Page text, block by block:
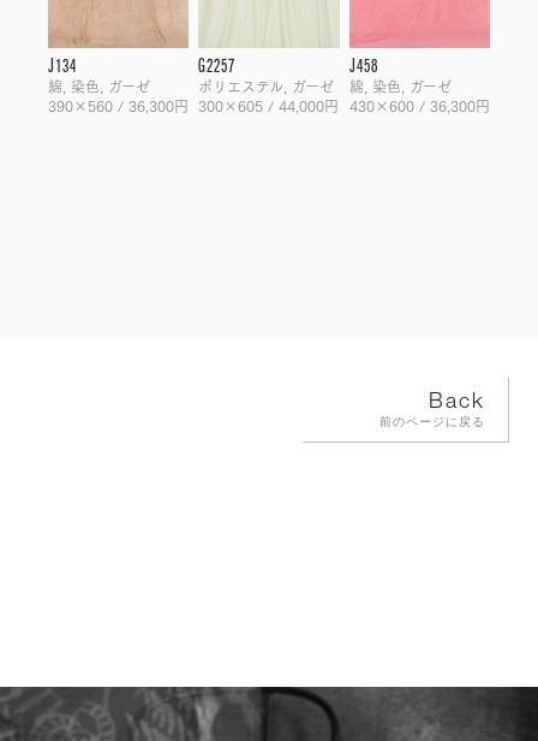
J134
綿, 染色, ガーゼ
390×560 / 36,300円
G2257
ポリエステル, ガーゼ
300×605 / 44,000円
J458
綿, 染色, ガーゼ
430×600 / 36,300円
Back
前のページに戻る